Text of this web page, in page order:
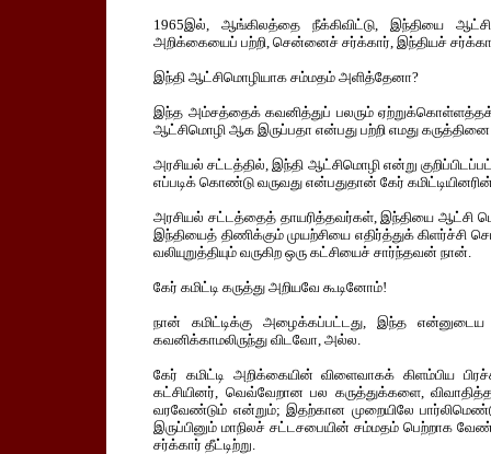
1965இல், ஆங்கிலத்தை நீக்கிவிட்டு, இந்தியை
அறிக்கையைப் பற்றி, சென்னைச் சர்க்கார், இந்தியச்
இந்தி ஆட்சிமொழியாக சம்மதம் அளித்தேனா?
இந்த அம்சத்தைக் கவனித்துப் பலரும்
ஆட்சிமொழி ஆக இருப்பதா என்பது பற்றி எமது
அரசியல் சட்டத்தில், இந்தி ஆட்சிமொழி என்று
எப்படிக் கொண்டு வருவது என்பதுதான் கேர்
அரசியல் சட்டத்தைத் தாயரித்தவர்கள், இந்தியை ஆட்சி
இந்தியைத் திணிக்கும் முயற்சியை எதிர்த்துக்
வலியுறுத்தியும் வருகிற ஒரு கட்சியைச் சார்ந்தவன் நான்.
கேர் கமிட்டி கருத்து அறியவே கூடினோம்!
நான் கமிட்டிக்கு அழைக்கப்பட்டது, இந்த
கவனிக்காமலிருந்து விடவோ, அல்ல.
கேர் கமிட்டி அறிக்கையின் விளைவாகக் கிளம்பிய
கட்சியினர், வெவ்வேறான பல கருத்துக்களை,
வரவேண்டும் என்றும்; இதற்கான முறையிலே
இருப்பினும் மாநிலச் சட்டசபையின் சம்மதம் பெற்றாக
சர்க்கார் தீட்டிற்று.